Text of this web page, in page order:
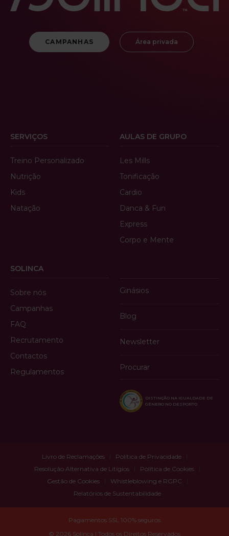
CAMPANHAS Área privada
SERVIÇOS
Treino Personalizado
Nutrição
Kids
Natação
AULAS DE GRUPO
Les Mills
Tonificação
Cardio
Danca & Fun
Express
Corpo e Mente
SOLINCA
Sobre nós
Campanhas
FAQ
Recrutamento
Contactos
Regulamentos
Ginásios
Blog
Newsletter
Procurar
DISTINÇÃO NA IGUALDADE DE
GÉNERO NO DESPORTO
Livro de Reclamações
Política de Privacidade
Resolução Alternativa de Litígios
Política de Cookies
Gestão de Cookies
Whistleblowing e RGPC
Relatórios de Sustentabilidade
© 2026 Solinca | Todos os Direitos Reservados
Pagamentos SSL 100% seguros